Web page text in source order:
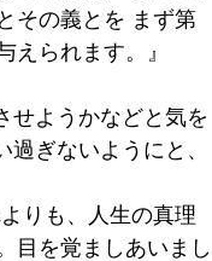
その義とを まず第
られます。』
せようかなどと気を
ぎないようにと、
りも、人生の真理
目を覚ましあいまし